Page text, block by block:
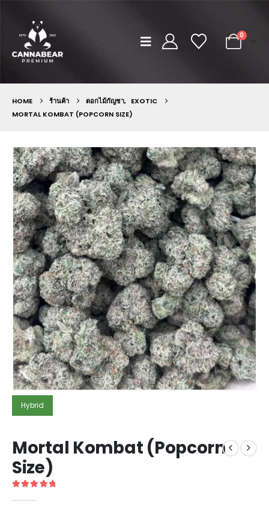
0
HOME ร้านค้า ดอกไม้กัญชา, EXOTIC
MORTAL KOMBAT (POPCORN SIZE)
Hybrid
Mortal Kombat (Popcorn
Size)